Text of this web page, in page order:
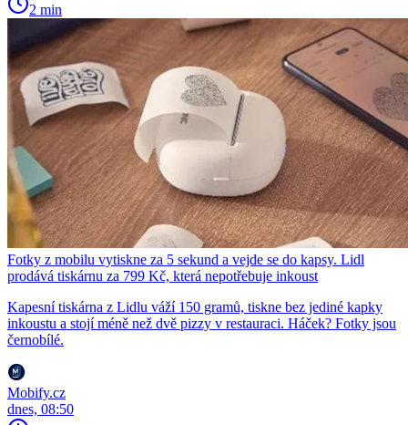
2 min
Fotky z mobilu vytiskne za 5 sekund a vejde se do kapsy. Lidl
prodává tiskárnu za 799 Kč, která nepotřebuje inkoust
Kapesní tiskárna z Lidlu váží 150 gramů, tiskne bez jediné kapky
inkoustu a stojí méně než dvě pizzy v restauraci. Háček? Fotky jsou
černobílé.
Mobify.cz
dnes, 08:50